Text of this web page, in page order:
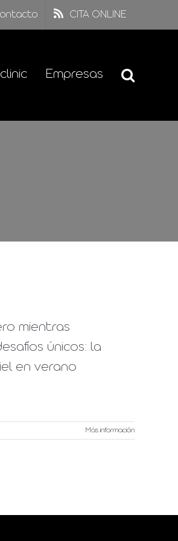
CITA ONLINE
Empresas
mientras
únicos: la
en verano
Más información